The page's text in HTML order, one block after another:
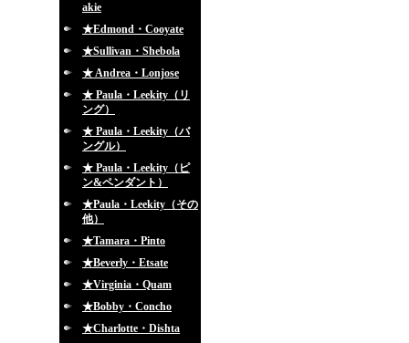
akie
★Edmond・Cooyate
★Sullivan・Shebola
★ Andrea・Lonjose
★ Paula・Leekity（リ
ング）
★ Paula・Leekity（バ
ングル）
★ Paula・Leekity（ピ
ン&ペンダント）
★Paula・Leekity（その
他）
★Tamara・Pinto
★Beverly・Etsate
★Virginia・Quam
★Bobby・Concho
★Charlotte・Dishta